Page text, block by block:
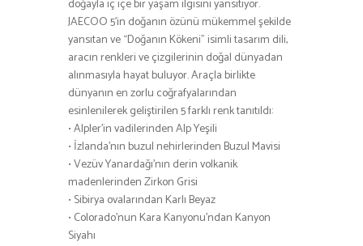
doğayla iç içe bir yaşam ilgisini yansıtıyor.
JAECOO 5’in doğanın özünü mükemmel şekilde
yansıtan ve “Doğanın Kökeni” isimli tasarım dili,
aracın renkleri ve çizgilerinin doğal dünyadan
alınmasıyla hayat buluyor. Araçla birlikte
dünyanın en zorlu coğrafyalarından
esinlenilerek geliştirilen 5 farklı renk tanıtıldı:
• Alpler’in vadilerinden Alp Yeşili
• İzlanda’nın buzul nehirlerinden Buzul Mavisi
• Vezüv Yanardağı’nın derin volkanik
madenlerinden Zirkon Grisi
• Sibirya ovalarından Karlı Beyaz
• Colorado’nun Kara Kanyonu’ndan Kanyon
Siyahı